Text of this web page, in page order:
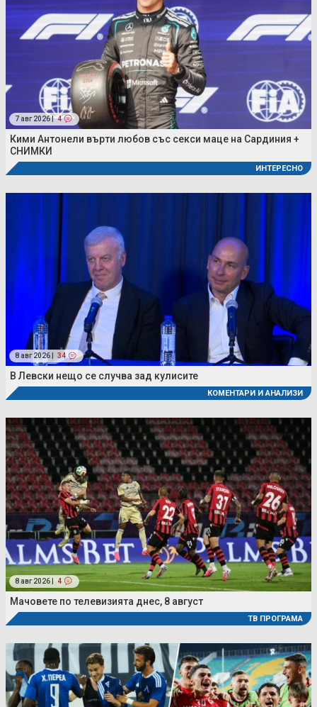
7 авг 2026 | 4
Кими Антонели върти любов със секси маце на Сардиния +
СНИМКИ
ИНТЕРЕСНО
8 авг 2026 | 34
В Левски нещо се случва зад кулисите
КОМЕНТАРИ И АНАЛИЗИ
8 авг 2026 | 4
Мачовете по телевизията днес, 8 август
ТВ ПРОГРАМА